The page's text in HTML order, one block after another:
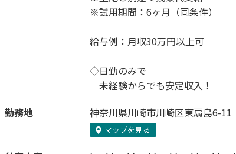
※試用期間：6ヶ月（同条件）
給与例：月収30万円以上可
◇日勤のみで
未経験からでも安定収入！
勤務地
神奈川県川崎市川崎区東扇島6-11
マップを見る